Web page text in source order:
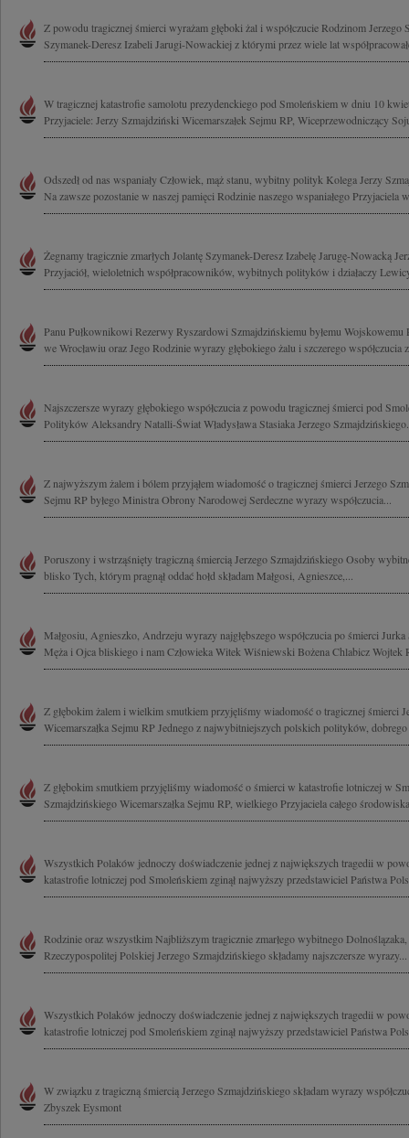
Z powodu tragicznej śmierci wyrażam głęboki żal i współczucie Rodzinom Jerzego
Szymanek-Deresz Izabeli Jarugi-Nowackiej z którymi przez wiele lat
W tragicznej katastrofie samolotu prezydenckiego pod Smoleńskiem w dniu 10
Przyjaciele: Jerzy Szmajdziński Wicemarszałek Sejmu RP, Wiceprzewodniczący
Odszedł od nas wspaniały Człowiek, mąż stanu, wybitny polityk Kolega Jerzy
Na zawsze pozostanie w naszej pamięci Rodzinie naszego wspaniałego Przyjaciela
Żegnamy tragicznie zmarłych Jolantę Szymanek-Deresz Izabelę Jarugę-Nowacką
Przyjaciół, wieloletnich współpracowników, wybitnych polityków i działaczy
Panu Pułkownikowi Rezerwy Ryszardowi Szmajdzińskiemu byłemu
we Wrocławiu oraz Jego Rodzinie wyrazy głębokiego żalu i szczerego współczucia
Najszczersze wyrazy głębokiego współczucia z powodu tragicznej śmierci pod
Polityków Aleksandry Natalli-Świat Władysława Stasiaka Jerzego
Z najwyższym żalem i bólem przyjąłem wiadomość o tragicznej śmierci Jerzego
Sejmu RP byłego Ministra Obrony Narodowej Serdeczne wyrazy współczucia...
Poruszony i wstrząśnięty tragiczną śmiercią Jerzego Szmajdzińskiego Osoby
blisko Tych, którym pragnął oddać hołd składam Małgosi, Agnieszce,...
Małgosiu, Agnieszko, Andrzeju wyrazy najgłębszego współczucia po śmierci
Męża i Ojca bliskiego i nam Człowieka Witek Wiśniewski Bożena Chlabicz Wojtek
Z głębokim żalem i wielkim smutkiem przyjęliśmy wiadomość o tragicznej śmierci
Wicemarszałka Sejmu RP Jednego z najwybitniejszych polskich polityków,
Z głębokim smutkiem przyjęliśmy wiadomość o śmierci w katastrofie lotniczej w
Szmajdzińskiego Wicemarszałka Sejmu RP, wielkiego Przyjaciela całego
Wszystkich Polaków jednoczy doświadczenie jednej z największych tragedii w
katastrofie lotniczej pod Smoleńskiem zginął najwyższy przedstawiciel Państwa
Rodzinie oraz wszystkim Najbliższym tragicznie zmarłego wybitnego Dolnoślązaka,
Rzeczypospolitej Polskiej Jerzego Szmajdzińskiego składamy najszczersze wyrazy...
Wszystkich Polaków jednoczy doświadczenie jednej z największych tragedii w
katastrofie lotniczej pod Smoleńskiem zginął najwyższy przedstawiciel Państwa
W związku z tragiczną śmiercią Jerzego Szmajdzińskiego składam wyrazy
Zbyszek Eysmont